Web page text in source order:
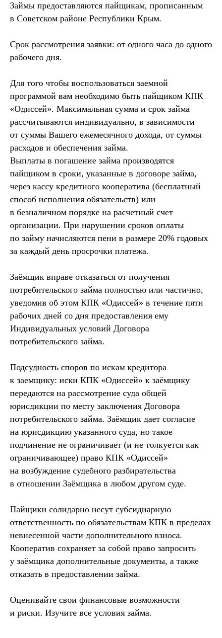
Займы предоставляются пайщикам, прописанным
в Советском районе Республики Крым.
Срок рассмотрения заявки: от одного часа до одного
рабочего дня.
Для того чтобы воспользоваться заемной
программой вам необходимо быть пайщиком КПК
«Одиссей». Максимальная сумма и срок займа
рассчитываются индивидуально, в зависимости
от суммы Вашего ежемесячного дохода, от суммы
расходов и обеспечения займа.
Выплаты в погашение займа производятся
пайщиком в сроки, указанные в договоре займа,
через кассу кредитного кооператива (бесплатный
способ исполнения обязательств) или
в безналичном порядке на расчетный счет
организации. При нарушении сроков оплаты
по займу начисляются пени в размере 20% годовых
за каждый день просрочки платежа.
Заёмщик вправе отказаться от получения
потребительского займа полностью или частично,
уведомив об этом КПК «Одиссей» в течение пяти
рабочих дней со дня предоставления ему
Индивидуальных условий Договора
потребительского займа.
Подсудность споров по искам кредитора
к заемщику: иски КПК «Одиссей» к заёмщику
передаются на рассмотрение суда общей
юрисдикции по месту заключения Договора
потребительского займа. Заёмщик дает согласие
на юрисдикцию указанного суда, но такое
подчинение не ограничивает (и не толкуется как
ограничивающее) право КПК «Одиссей»
на возбуждение судебного разбирательства
в отношении Заёмщика в любом другом суде.
Пайщики солидарно несут субсидиарную
ответственность по обязательствам КПК в пределах
невнесенной части дополнительного взноса.
Кооператив сохраняет за собой право запросить
у заёмщика дополнительные документы, а также
отказать в предоставлении займа.
Оценивайте свои финансовые возможности
и риски. Изучите все условия займа.